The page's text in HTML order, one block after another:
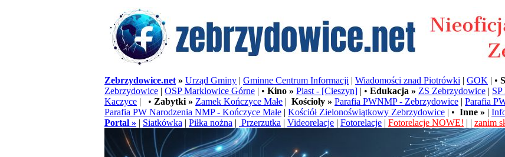
Zebrzydowice.net » Urząd Gminy | Gminne Centrum Informacji | Wiadomości znad Piotrówki | GOK | •
Zebrzydowice | OSP Marklowice Górne | • Kino » Piast - [Cieszyn] | • Edukacja » ZS Zebrzydowice |
Kaczyce | • Zabytki » Zamek Kończyce Małe | Kościoły » Parafia PWNMP - Zebrzydowice | Parafia
Parafia PW Narodzenia NMP - Kończyce Małe | Kościół Zielonoświątkowy Zebrzydowice | • Inne » |
Portal » | Siatkówka | Piłka nożna | Przerzutka | Videorelacje | Fotorelacje | Fotorelacje NOWE! | | zanim